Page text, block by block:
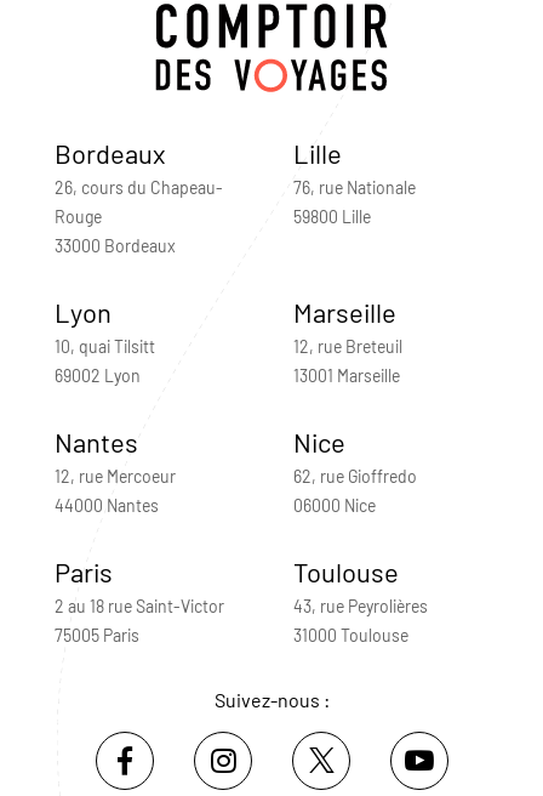
Bordeaux
26, cours du Chapeau-
Rouge
33000 Bordeaux
Lille
76, rue Nationale
59800 Lille
Lyon
10, quai Tilsitt
69002 Lyon
Marseille
12, rue Breteuil
13001 Marseille
Nantes
12, rue Mercoeur
44000 Nantes
Nice
62, rue Gioffredo
06000 Nice
Paris
2 au 18 rue Saint-Victor
75005 Paris
Toulouse
43, rue Peyrolières
31000 Toulouse
Suivez-nous :